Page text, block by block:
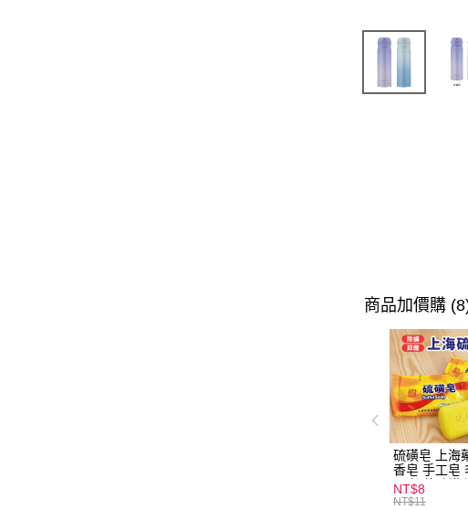
商品加價購
硫磺皂 上海
香皂 手工皂
炎 抑菌除蟎
護膚 去油去
NT$8
NT$11